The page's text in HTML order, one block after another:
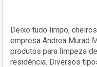
Deixo tudo limpo,
empresa Andrea Murad
produtos para limpeza
residência. Diversos